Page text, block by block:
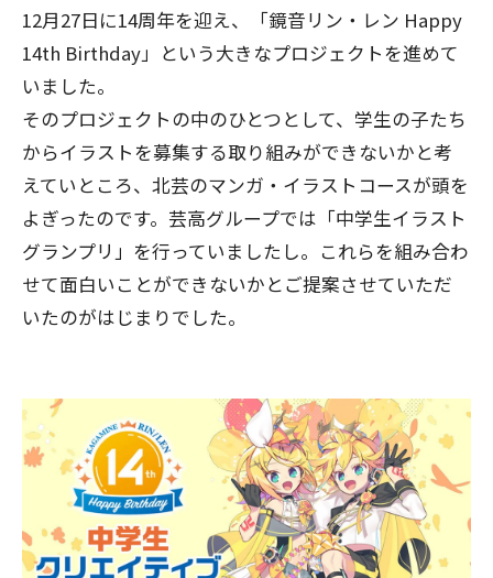
12月27日に14周年を迎え、「鏡音リン・レン Happy
14th Birthday」という大きなプロジェクトを進めて
いました。
そのプロジェクトの中のひとつとして、学生の子たち
からイラストを募集する取り組みができないかと考
えていところ、北芸のマンガ・イラストコースが頭を
よぎったのです。芸高グループでは「中学生イラスト
グランプリ」を行っていましたし。これらを組み合わ
せて面白いことができないかとご提案させていただ
いたのがはじまりでした。